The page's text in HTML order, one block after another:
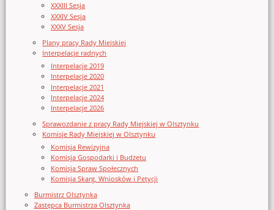
XXXIII Sesja
XXXIV Sesja
XXXV Sesja
Plany pracy Rady Miejskiej
Interpelacje radnych
Interpelacje 2019
Interpelacje 2020
Interpelacje 2021
Interpelacje 2024
Interpelacje 2026
Sprawozdanie z pracy Rady Miejskiej w Olsztynku
Komisje Rady Miejskiej w Olsztynku
Komisja Rewizyjna
Komisja Gospodarki i Budżetu
Komisja Spraw Społecznych
Komisja Skarg, Wniosków i Petycji
Burmistrz Olsztynka
Zastępca Burmistrza Olsztynka